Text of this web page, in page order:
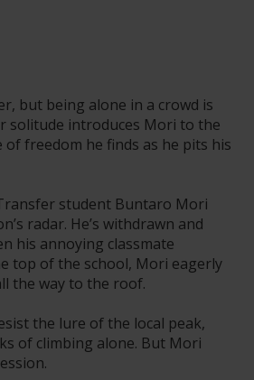
but being alone in a crowd is
solitude introduces Mori to the
freedom he finds as he pits his
student Buntaro Mori
radar. He’s withdrawn and
his annoying classmate
top of the school, Mori eagerly
the way to the roof.
the lure of the local peak,
of climbing alone. But Mori